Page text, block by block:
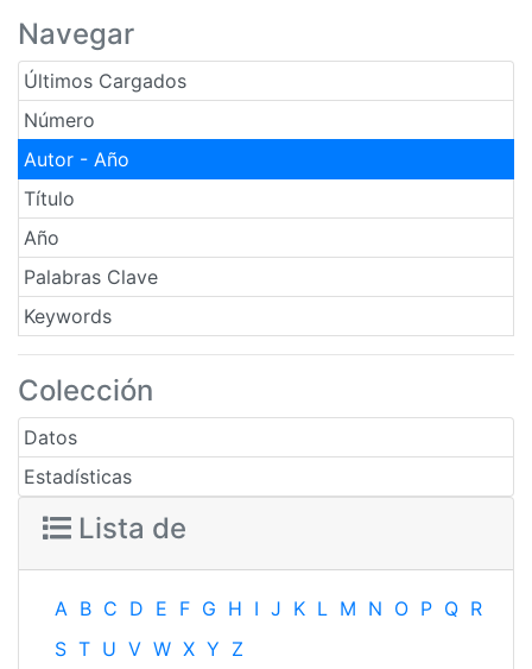
Navegar
Últimos Cargados
Número
Autor - Año
Título
Año
Palabras Clave
Keywords
Colección
Datos
Estadísticas
Lista de
A B C D E F G H I J K L M N O P Q R
S T U V W X Y Z